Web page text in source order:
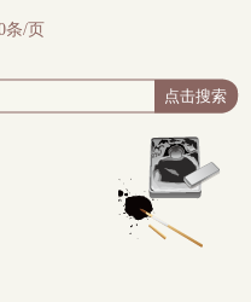
条/页